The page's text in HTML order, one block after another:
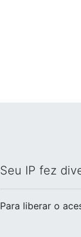
Seu IP fez
Para liberar o